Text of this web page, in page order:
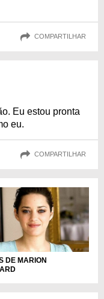
COMPARTILHAR
Eu estou pronta
eu.
COMPARTILHAR
DE MARION